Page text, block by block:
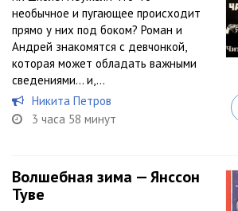
необычное и пугающее происходит
прямо у них под боком? Роман и
Андрей знакомятся с девчонкой,
которая может обладать важными
сведениями… и,...
Никита Петров
3 часа 58 минут
Волшебная зима — Янссон
Туве